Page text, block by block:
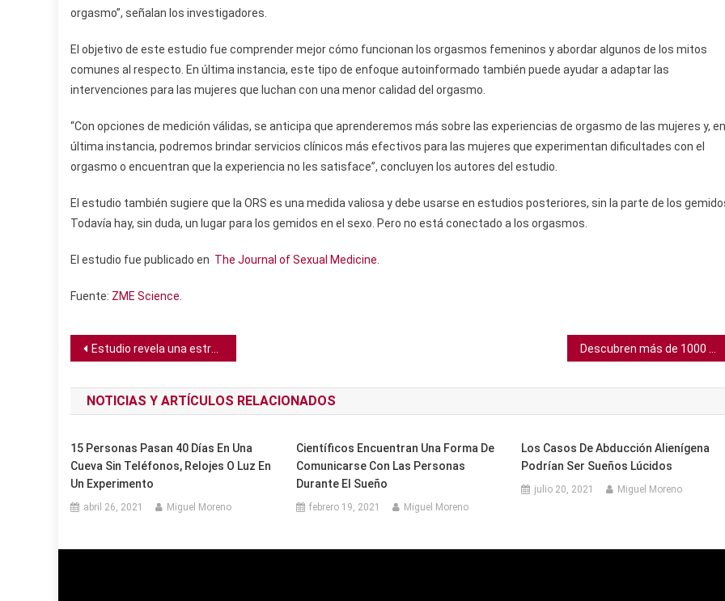
orgasmo”, señalan los investigadores.
El objetivo de este estudio fue comprender mejor cómo funcionan los orgasmos femeninos y abordar algunos de los mitos
comunes al respecto. En última instancia, este tipo de enfoque autoinformado también puede ayudar a adaptar las
intervenciones para las mujeres que luchan con una menor calidad del orgasmo.
“Con opciones de medición válidas, se anticipa que aprenderemos más sobre las experiencias de orgasmo de las mujeres y, en
última instancia, podremos brindar servicios clínicos más efectivos para las mujeres que experimentan dificultades con el
orgasmo o encuentran que la experiencia no les satisface”, concluyen los autores del estudio.
El estudio también sugiere que la ORS es una medida valiosa y debe usarse en estudios posteriores, sin la parte de los
Todavía hay, sin duda, un lugar para los gemidos en el sexo. Pero no está conectado a los orgasmos.
El estudio fue publicado en The Journal of Sexual Medicine
Fuente: ZME Science
Navegación
de
entradas
Estudio revela una estrecha relación entre el abuso emocional infantil y experiencias similares a la esquizofrenia
NOTICIAS Y ARTÍCULOS RELACIONADOS
15 Personas Pasan 40 Días En Una
Cueva Sin Teléfonos, Relojes O Luz En
Un Experimento
abril 26, 2021 Miguel Moreno
Científicos Encuentran Una Forma De
Comunicarse Con Las Personas
Durante El Sueño
febrero 19, 2021 Miguel Moreno
Los Casos De Abducción Alienígena
Podrían Ser Sueños Lúcidos
julio 20, 2021 Miguel Moreno